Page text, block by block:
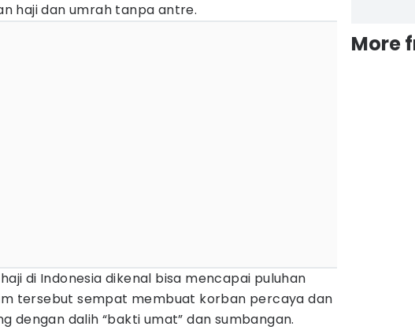
haji dan umrah tanpa antre.
di Indonesia dikenal bisa mencapai puluhan
tersebut sempat membuat korban percaya dan
dengan dalih “bakti umat” dan sumbangan.
More